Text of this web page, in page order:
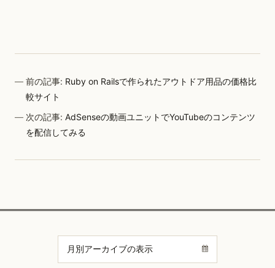
前の記事: Ruby on Railsで作られたアウトドア用品の価格比
較サイト
次の記事:AdSenseの動画ユニットでYouTubeのコンテンツ
を配信してみる